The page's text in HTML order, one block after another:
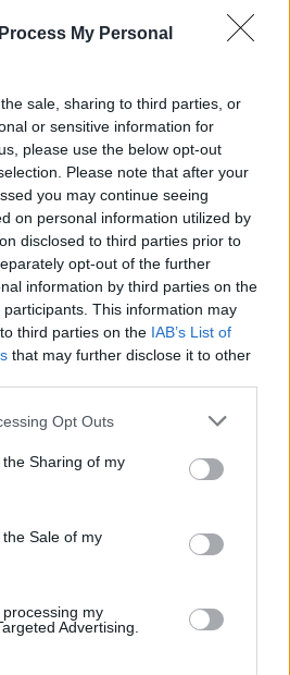
My Personal
sale, sharing to third parties, or
or sensitive information for
please use the below opt-out
Please note that after your
you may continue seeing
on personal information utilized by
disclosed to third parties prior to
opt-out of the further
information by third parties on the
participants. This information may
third parties on the IAB’s List of
that may further disclose it to other
Opt Outs
Sharing of my
Sale of my
my
Advertising.
z nebulą nie dam chyba że m brat
c .
ustawieniach konta gr nie mogę
bo linka do nowego adresu
nie mam już dawno dostępu
.
konta gr nie mogę podać
do nowego adresu wysyłają na
już dawno dostępu więc nie mogę do
należy załatwić sprawę